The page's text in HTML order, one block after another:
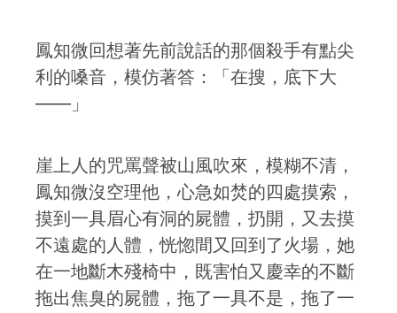
鳳知微回想著先前說話的那個殺手有點尖
利的嗓音，模仿著答：「在搜，底下大
——」
崖上人的咒罵聲被山風吹來，模糊不清，
鳳知微沒空理他，心急如焚的四處摸索，
摸到一具眉心有洞的屍體，扔開，又去摸
不遠處的人體，恍惚間又回到了火場，她
在一地斷木殘椅中，既害怕又慶幸的不斷
拖出焦臭的屍體，拖了一具不是，拖了一